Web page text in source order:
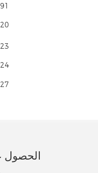
الحصول